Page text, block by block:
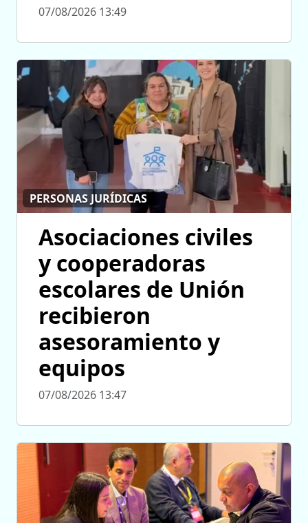
07/08/2026 13:49
PERSONAS JURÍDICAS
Asociaciones civiles
y cooperadoras
escolares de Unión
recibieron
asesoramiento y
equipos
07/08/2026 13:47